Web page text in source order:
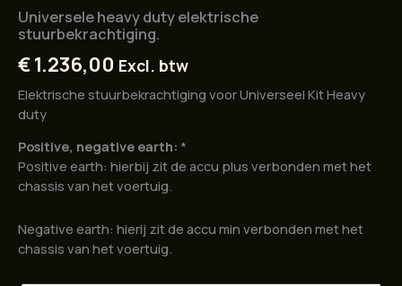
Universele heavy duty elektrische
stuurbekrachtiging.
€1.236,00 Excl. btw
Elektrische stuurbekrachtiging voor Universeel Kit Heavy
duty
Positive, negative earth: *
Positive earth: hierbij zit de accu plus verbonden met het
chassis van het voertuig.
Negative earth: hierij zit de accu min verbonden met het
chassis van het voertuig.